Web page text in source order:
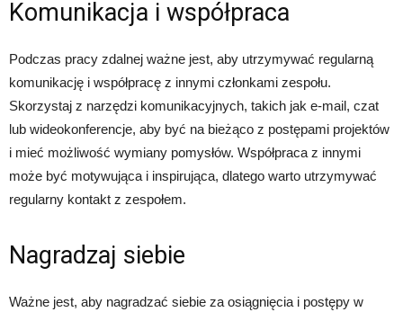
Komunikacja i współpraca
Podczas pracy zdalnej ważne jest, aby utrzymywać regularną
komunikację i współpracę z innymi członkami zespołu.
Skorzystaj z narzędzi komunikacyjnych, takich jak e-mail, czat
lub wideokonferencje, aby być na bieżąco z postępami projektów
i mieć możliwość wymiany pomysłów. Współpraca z innymi
może być motywująca i inspirująca, dlatego warto utrzymywać
regularny kontakt z zespołem.
Nagradzaj siebie
Ważne jest, aby nagradzać siebie za osiągnięcia i postępy w